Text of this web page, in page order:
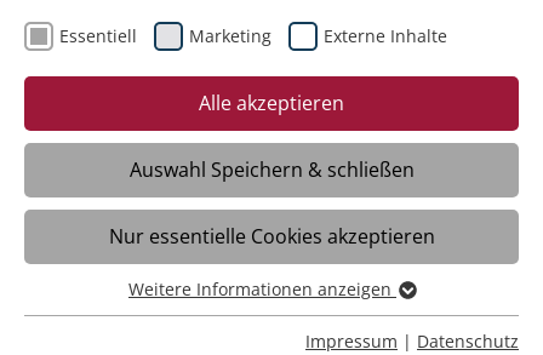
16.06.2026
Infoveranstaltung für neue
Ehrenamtliche im ambulanten
Kinderhospizdienst
Essentiell Marketing Externe Inhalte
Alle akzeptieren
Auswahl Speichern & schließen
Nur essentielle Cookies akzeptieren
Essentiell
Essentielle Cookies werden für grundlegende Funktionen
Weitere Informationen anzeigen
Impressum | Datenschutz